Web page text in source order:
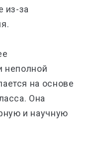
из-за
неполной
на основе
Она
и научную